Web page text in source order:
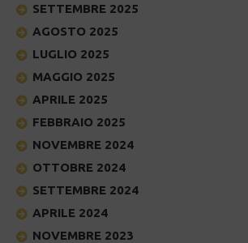
SETTEMBRE 2025
AGOSTO 2025
LUGLIO 2025
MAGGIO 2025
APRILE 2025
FEBBRAIO 2025
NOVEMBRE 2024
OTTOBRE 2024
SETTEMBRE 2024
APRILE 2024
NOVEMBRE 2023